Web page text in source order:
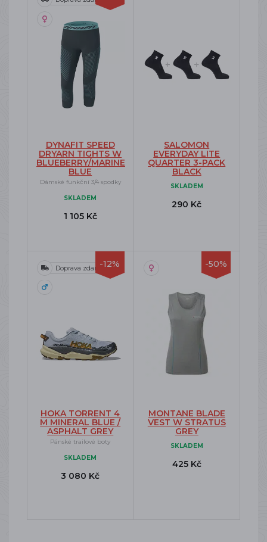
DYNAFIT SPEED
DRYARN TIGHTS W
BLUEBERRY/MARINE
BLUE
Dámské funkční 3/4 spodky
SKLADEM
1 105 Kč
SALOMON
EVERYDAY LITE
QUARTER 3-PACK
BLACK
SKLADEM
290 Kč
-12%
Doprava zdarma
HOKA TORRENT 4
M MINERAL BLUE /
ASPHALT GREY
Pánské trailové boty
SKLADEM
3 080 Kč
-50%
MONTANE BLADE
VEST W STRATUS
GREY
SKLADEM
425 Kč